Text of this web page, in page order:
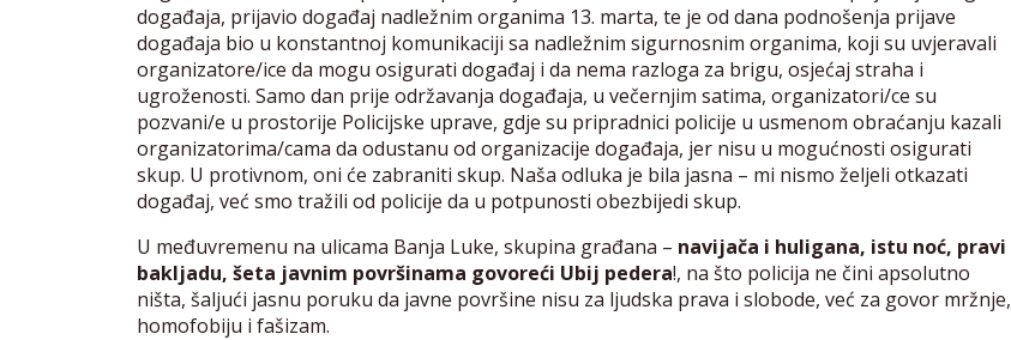
događaja, prijavio događaj nadležnim organima 13. marta, te je od dana podnošenja prijave
događaja bio u konstantnoj komunikaciji sa nadležnim sigurnosnim organima, koji su uvjeravali
organizatore/ice da mogu osigurati događaj i da nema razloga za brigu, osjećaj straha i
ugroženosti. Samo dan prije održavanja događaja, u večernjim satima, organizatori/ce su
pozvani/e u prostorije Policijske uprave, gdje su pripradnici policije u usmenom obraćanju kazali
organizatorima/cama da odustanu od organizacije događaja, jer nisu u mogućnosti osigurati
skup. U protivnom, oni će zabraniti skup. Naša odluka je bila jasna – mi nismo željeli otkazati
događaj, već smo tražili od policije da u potpunosti obezbijedi skup.
U međuvremenu na ulicama Banja Luke, skupina građana – navijača i huligana, istu noć, pravi
bakljadu, šeta javnim površinama govoreći Ubij pedera!, na što policija ne čini apsolutno
ništa, šaljući jasnu poruku da javne površine nisu za ljudska prava i slobode, već za govor mržnje,
homofobiju i fašizam.